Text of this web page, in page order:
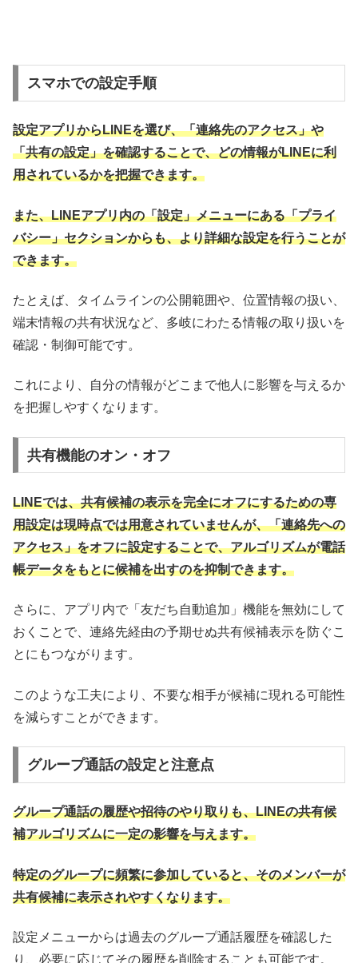
スマホでの設定手順
設定アプリからLINEを選び、「連絡先のアクセス」や
「共有の設定」を確認することで、どの情報がLINEに利
用されているかを把握できます。
また、LINEアプリ内の「設定」メニューにある「プライ
バシー」セクションからも、より詳細な設定を行うことが
できます。
たとえば、タイムラインの公開範囲や、位置情報の扱い、
端末情報の共有状況など、多岐にわたる情報の取り扱いを
確認・制御可能です。
これにより、自分の情報がどこまで他人に影響を与えるか
を把握しやすくなります。
共有機能のオン・オフ
LINEでは、共有候補の表示を完全にオフにするための専
用設定は現時点では用意されていませんが、「連絡先への
アクセス」をオフに設定することで、アルゴリズムが電話
帳データをもとに候補を出すのを抑制できます。
さらに、アプリ内で「友だち自動追加」機能を無効にして
おくことで、連絡先経由の予期せぬ共有候補表示を防ぐこ
とにもつながります。
このような工夫により、不要な相手が候補に現れる可能性
を減らすことができます。
グループ通話の設定と注意点
グループ通話の履歴や招待のやり取りも、LINEの共有候
補アルゴリズムに一定の影響を与えます。
特定のグループに頻繁に参加していると、そのメンバーが
共有候補に表示されやすくなります。
設定メニューからは過去のグループ通話履歴を確認した
り、必要に応じてその履歴を削除することも可能です。